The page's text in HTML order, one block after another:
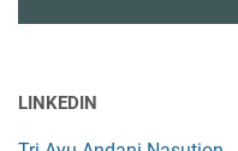
LINKEDIN